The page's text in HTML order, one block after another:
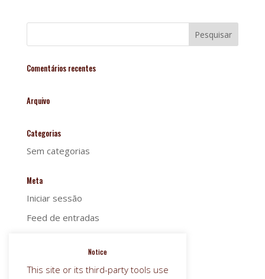
Comentários recentes
Arquivo
Categorias
Sem categorias
Meta
Iniciar sessão
Feed de entradas
WordPress.orgNotice
This site or its third-party tools use